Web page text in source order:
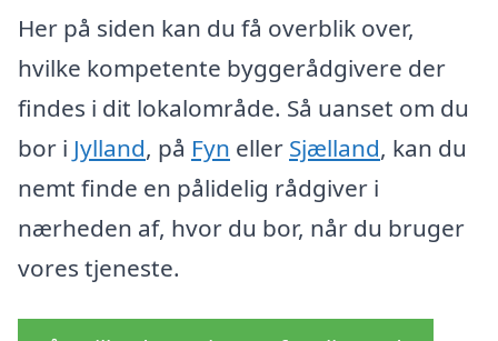
Her på siden kan du få overblik over,
hvilke kompetente byggerådgivere der
findes i dit lokalområde. Så uanset om du
bor i Jylland, på Fyn eller Sjælland, kan du
nemt finde en pålidelig rådgiver i
nærheden af, hvor du bor, når du bruger
vores tjeneste.